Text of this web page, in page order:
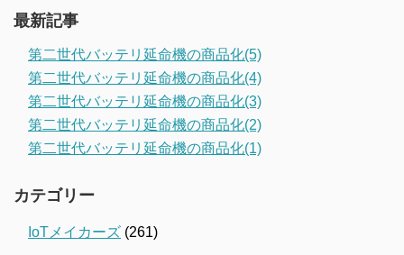
最新記事
第二世代バッテリ延命機の商品化(5)
第二世代バッテリ延命機の商品化(4)
第二世代バッテリ延命機の商品化(3)
第二世代バッテリ延命機の商品化(2)
第二世代バッテリ延命機の商品化(1)
カテゴリー
IoTメイカーズ (261)